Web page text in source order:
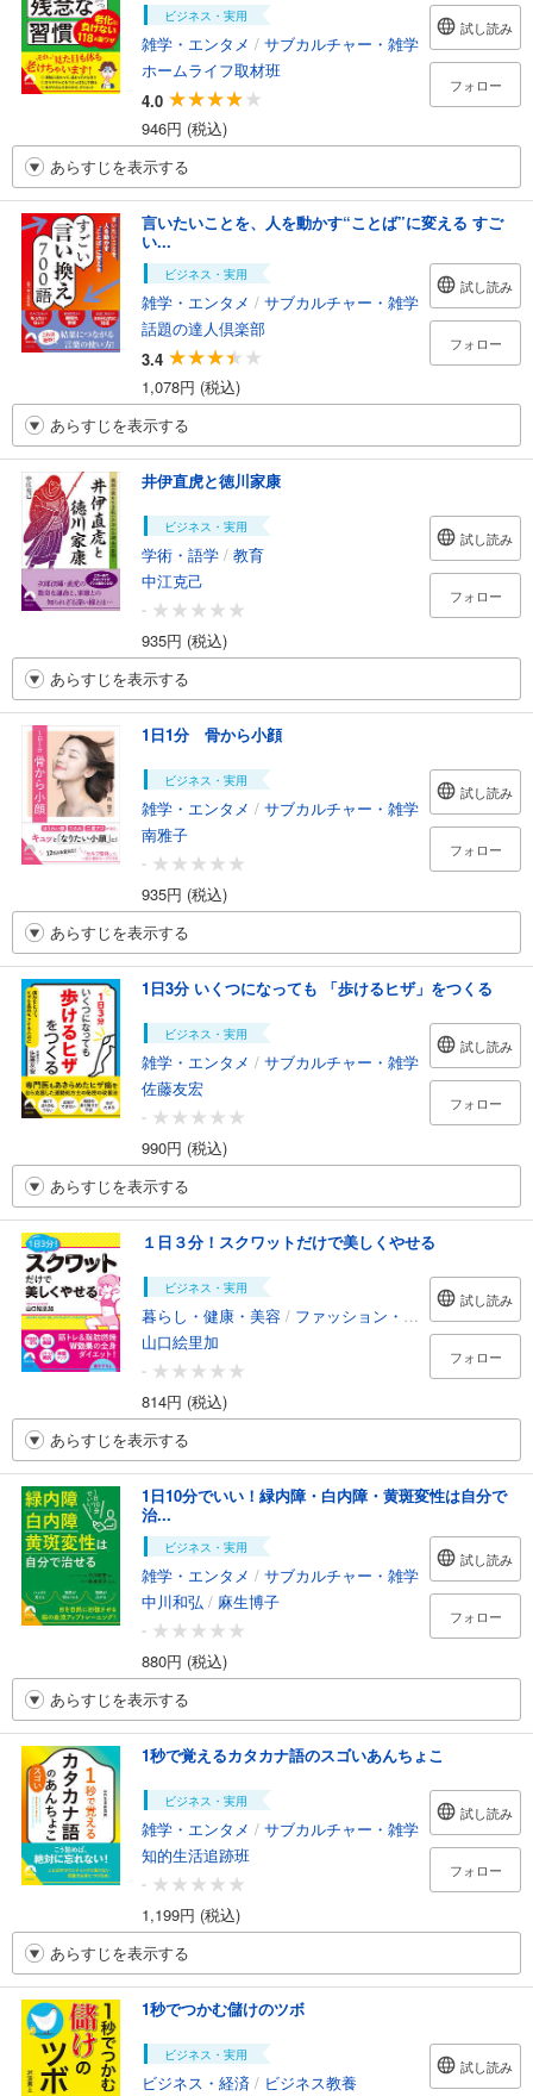
ビジネス・実用
雑学・エンタメ / サブカルチャー・雑学
ホームライフ取材班
4.0
946円 (税込)
試し読み
フォロー
あらすじを表示する
言いたいことを、人を動かす“ことば”に変える すご
い...
ビジネス・実用
雑学・エンタメ / サブカルチャー・雑学
話題の達人倶楽部
3.4
1,078円 (税込)
試し読み
フォロー
あらすじを表示する
井伊直虎と徳川家康
ビジネス・実用
学術・語学 / 教育
中江克己
-
935円 (税込)
試し読み
フォロー
あらすじを表示する
1日1分 骨から小顔
ビジネス・実用
雑学・エンタメ / サブカルチャー・雑学
南雅子
-
935円 (税込)
試し読み
フォロー
あらすじを表示する
1日3分 いくつになっても 「歩けるヒザ」をつくる
ビジネス・実用
雑学・エンタメ / サブカルチャー・雑学
佐藤友宏
-
990円 (税込)
試し読み
フォロー
あらすじを表示する
１日３分！スクワットだけで美しくやせる
ビジネス・実用
暮らし・健康・美容 / ファッション・美容
山口絵里加
-
814円 (税込)
試し読み
フォロー
あらすじを表示する
1日10分でいい！緑内障・白内障・黄斑変性は自分で
治...
ビジネス・実用
雑学・エンタメ / サブカルチャー・雑学
中川和弘 / 麻生博子
-
880円 (税込)
試し読み
フォロー
あらすじを表示する
1秒で覚えるカタカナ語のスゴいあんちょこ
ビジネス・実用
雑学・エンタメ / サブカルチャー・雑学
知的生活追跡班
-
1,199円 (税込)
試し読み
フォロー
あらすじを表示する
1秒でつかむ儲けのツボ
ビジネス・実用
ビジネス・経済 / ビジネス教養
試し読み